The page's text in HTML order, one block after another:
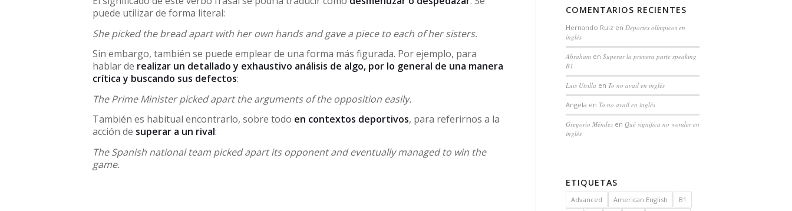
puede utilizar de forma literal:
She picked the bread apart with her own hands and gave a piece to each of her sisters.
Sin embargo, también se puede emplear de una forma más figurada. Por ejemplo, para
hablar de realizar un detallado y exhaustivo análisis de algo, por lo general de una manera
crítica y buscando sus defectos:
The Prime Minister picked apart the arguments of the opposition easily.
También es habitual encontrarlo, sobre todo en contextos deportivos, para referirnos a la
acción de superar a un rival:
The Spanish national team picked apart its opponent and eventually managed to win the
game.
COMENTARIOS RECIENTES
Hernando Ruiz en Deportes olímpicos en
inglés
Abrahamen Superar la primera parte speaking
B1
Luis Utrilla en To no avail en inglés
Angela en To no avail en inglés
Gregorio Méndezen Qué significa no wonder en
inglés
ETIQUETAS
Advanced American English
B1